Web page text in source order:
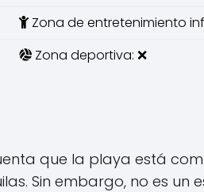
Zona de entretenimiento
Zona deportiva: ❌
que la playa está
Sin embargo, no es un